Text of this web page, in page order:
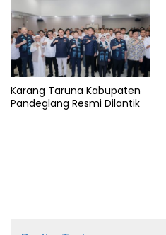
Karang Taruna Kabupaten
Pandeglang Resmi Dilantik